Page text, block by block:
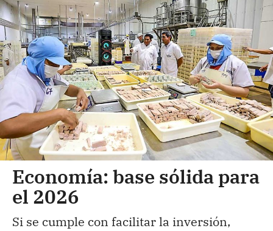
Economía: base sólida para
el 2026
Si se cumple con facilitar la inversión,